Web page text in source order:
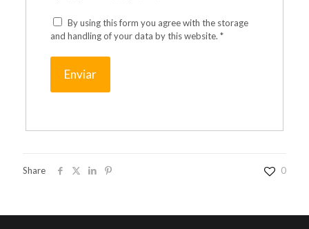
By using this form you agree with the storage
and handling of your data by this website. *
Share 0